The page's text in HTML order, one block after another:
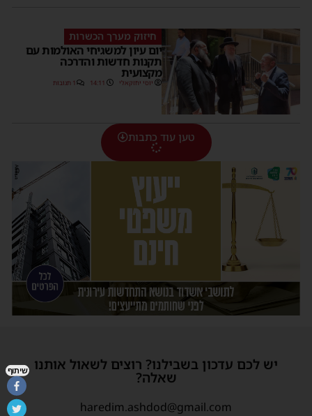
חיזוק מערך הכשרות
יום עיון למשגיחי האולמות עם
תקנות חדשות והדרכה
מקצועית
יוסי יחזקאלי 14:11 1 תגובות
טען עוד כתבות
יש לכם עדכון בשבילנו? רוצים לשאול אותנו
שאלה?
haredim.ashdod@gmail.com
שיתוף